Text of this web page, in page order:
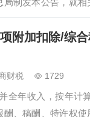
制发本公告，就相
附加扣除/综
财税 1729
全年收入，按年计
酬、稿酬、特许权使